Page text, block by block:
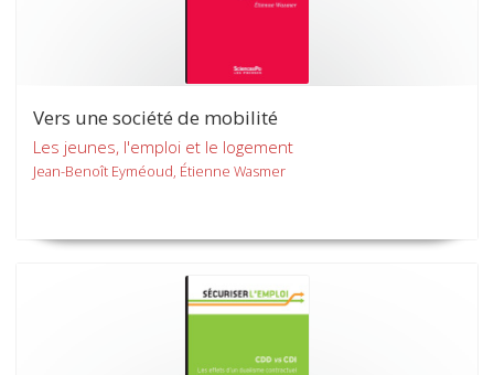
Vers une société de mobilité
Les jeunes, l'emploi et le logement
Jean-Benoît Eyméoud, Étienne Wasmer